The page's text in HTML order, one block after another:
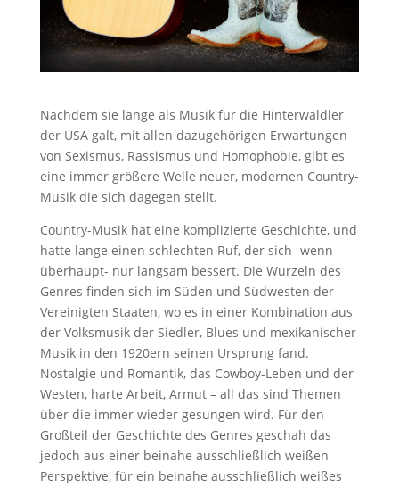
Nachdem sie lange als Musik für die Hinterwäldler
der USA galt, mit allen dazugehörigen Erwartungen
von Sexismus, Rassismus und Homophobie, gibt es
eine immer größere Welle neuer, modernen Country-
Musik die sich dagegen stellt.
Country-Musik hat eine komplizierte Geschichte, und
hatte lange einen schlechten Ruf, der sich- wenn
überhaupt- nur langsam bessert. Die Wurzeln des
Genres finden sich im Süden und Südwesten der
Vereinigten Staaten, wo es in einer Kombination aus
der Volksmusik der Siedler, Blues und mexikanischer
Musik in den 1920ern seinen Ursprung fand.
Nostalgie und Romantik, das Cowboy-Leben und der
Westen, harte Arbeit, Armut – all das sind Themen
über die immer wieder gesungen wird. Für den
Großteil der Geschichte des Genres geschah das
jedoch aus einer beinahe ausschließlich weißen
Perspektive, für ein beinahe ausschließlich weißes